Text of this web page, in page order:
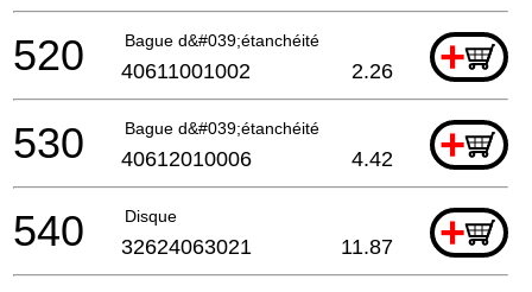
Bague d&#039;étanchéité +
520 40611001002 2.26
Bague d&#039;étanchéité +
530 40612010006 4.42
Disque +
540 32624063021 11.87